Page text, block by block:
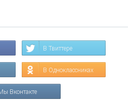
В Твиттере
В Одноклассниках
Вконтакте